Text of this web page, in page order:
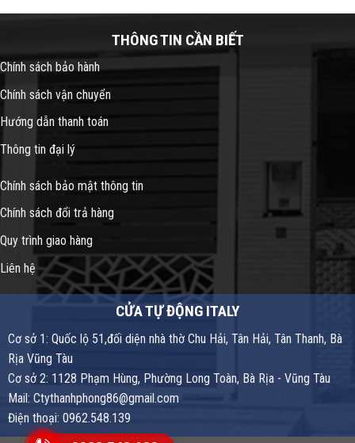
THÔNG TIN CẦN BIẾT
Chính sách bảo hành
Chính sách vận chuyển
Hướng dẫn thanh toán
Thông tin đại lý
Chính sách bảo mật thông tin
Chính sách đổi trả hàng
Quy trình giao hàng
Liên hệ
CỬA TỰ ĐỘNG ITALY
Cơ sở 1: Quốc lộ 51,đối diện nhà thờ Chu Hải, Tân Hải, Tân Thanh, Bà
Rịa Vũng Tàu
Cơ sở 2: 1128 Phạm Hùng, Phường Long Toàn, Bà Rịa - Vũng Tàu
Mail: Ctythanhphong86@gmail.com
Điện thoại: 0962.548.139